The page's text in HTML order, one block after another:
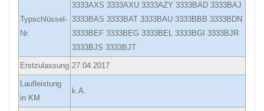
Typschlüssel-
Nr.
3333AXS 3333AXU 3333AZY 3333BAD 3333BAJ
3333BAS 3333BAT 3333BAU 3333BBB 3333BDN
3333BEF 3333BEG 3333BEL 3333BGI 3333BJR
3333BJS 3333BJT
Erstzulassung 27.04.2017
Laufleistung
in KM
k.A.